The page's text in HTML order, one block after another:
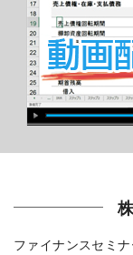
ファイナンスセミ